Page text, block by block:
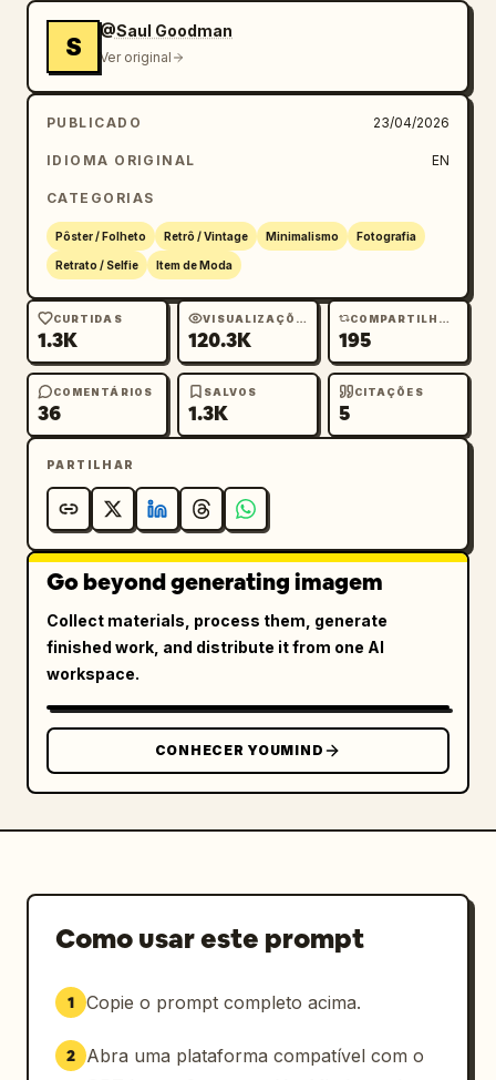
e de alto nível. O design deve parecer
moderno, mas fiel ao período de meados do
século XX.\n\nEnquadramento: Orientação de
pôster vertical (A-frame), com espaço
negativo significativo à esquerda e à direita
para enfatizar o eixo vertical central.\n\nA
S
@Saul Goodman
Ver original
PUBLICADO 23/04/2026
IDIOMA ORIGINAL EN
CATEGORIAS
Pôster / Folheto Retrô / Vintage Minimalismo Fotografia
Retrato / Selfie Item de Moda
CURTIDAS
1.3K
VISUALIZAÇÕES
120.3K
COMPARTILHAMENTOS
195
COMENTÁRIOS
36
SALVOS
1.3K
CITAÇÕES
5
PARTILHAR
Go beyond generating imagem
Collect materials, process them, generate
finished work, and distribute it from one AI
workspace.
CONHECER YOUMIND
Como usar este prompt
1 Copie o prompt completo acima.
2
Abra uma plataforma compatível com o